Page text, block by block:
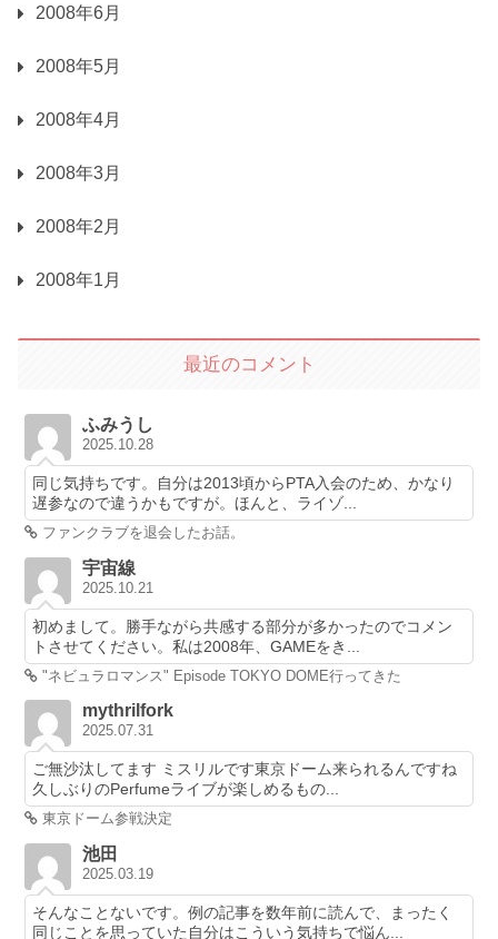
2008年6月
2008年5月
2008年4月
2008年3月
2008年2月
2008年1月
最近のコメント
ふみうし
2025.10.28
同じ気持ちです。自分は2013頃からPTA入会のため、かなり
遅参なので違うかもですが。ほんと、ライゾ...
ファンクラブを退会したお話。
宇宙線
2025.10.21
初めまして。勝手ながら共感する部分が多かったのでコメン
トさせてください。私は2008年、GAMEをき...
"ネビュラロマンス" Episode TOKYO DOME行ってきた
mythrilfork
2025.07.31
ご無沙汰してます ミスリルです東京ドーム来られるんですね
久しぶりのPerfumeライブが楽しめるもの...
東京ドーム参戦決定
池田
2025.03.19
そんなことないです。例の記事を数年前に読んで、まったく
同じことを思っていた自分はこういう気持ちで悩ん...